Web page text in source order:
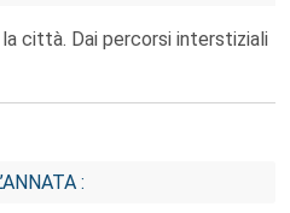
città. Dai percorsi interstiziali
: